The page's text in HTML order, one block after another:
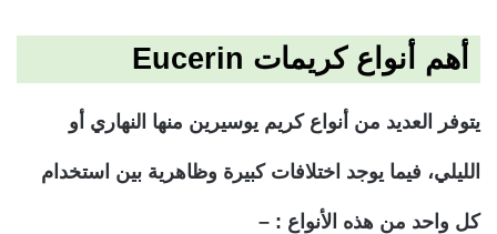
أهم أنواع كريمات Eucerin
يتوفر العديد من أنواع كريم يوسيرين منها النهاري أو
الليلي، فيما يوجد اختلافات كبيرة وظاهرية بين استخدام
كل واحد من هذه الأنواع : –